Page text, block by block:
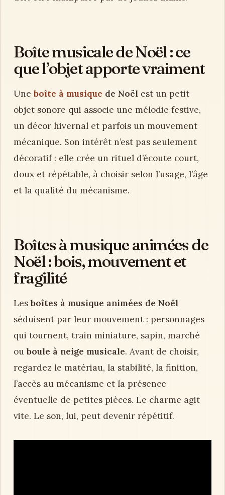
Boîte musicale de Noël : ce
que l’objet apporte vraiment
Uneboîte à musique de Noël est un petit
objet sonore qui associe une mélodie festive,
un décor hivernal et parfois un mouvement
mécanique. Son intérêt n’est pas seulement
décoratif : elle crée un rituel d’écoute court,
doux et répétable, à choisir selon l’usage, l’âge
et la qualité du mécanisme.
Boîtes à musique animées de
Noël : bois, mouvement et
fragilité
Lesboîtes à musique animées de Noël
séduisent par leur mouvement : personnages
qui tournent, train miniature, sapin, marché
ouboule à neige musicale. Avant de choisir,
regardez le matériau, la stabilité, la finition,
l’accès au mécanisme et la présence
éventuelle de petites pièces. Le charme agit
vite. Le son, lui, peut devenir répétitif.